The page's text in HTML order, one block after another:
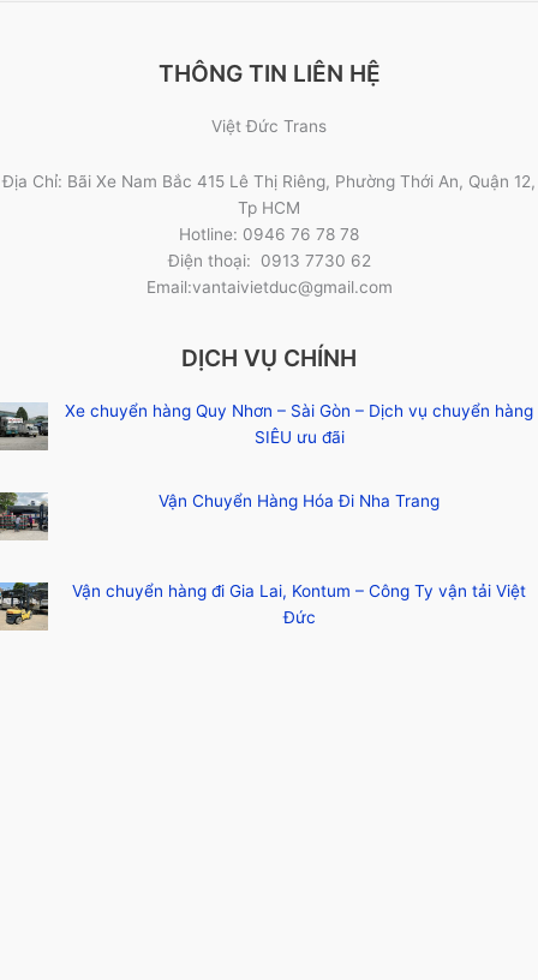
THÔNG TIN LIÊN HỆ
Việt Đức Trans
Địa Chỉ: Bãi Xe Nam Bắc 415 Lê Thị Riêng, Phường Thới An, Quận 12,
Tp HCM
Hotline: 0946 76 78 78
Điện thoại: 0913 7730 62
Email:vantaivietduc@gmail.com
DỊCH VỤ CHÍNH
Xe chuyển hàng Quy Nhơn – Sài Gòn – Dịch vụ chuyển hàng
SIÊU ưu đãi
Vận Chuyển Hàng Hóa Đi Nha Trang
Vận chuyển hàng đi Gia Lai, Kontum – Công Ty vận tải Việt
Đức